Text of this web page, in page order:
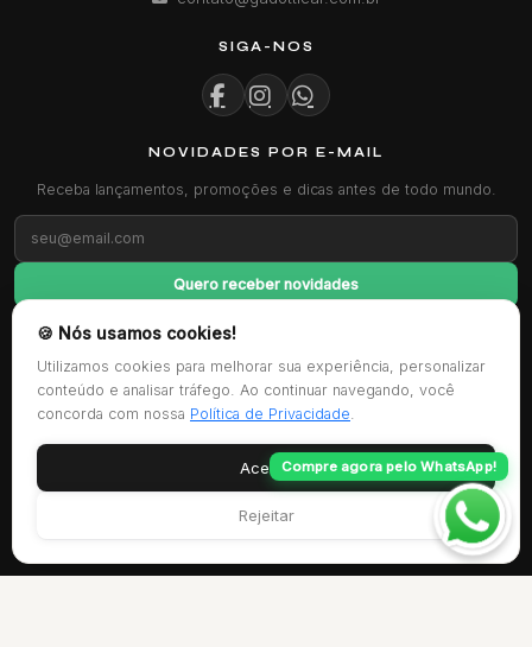
🍪 Nós usamos cookies!
Utilizamos cookies para melhorar sua experiência, personalizar
conteúdo e analisar tráfego. Ao continuar navegando, você
concorda com nossa Política de Privacidade.
Aceitar
Rejeitar
SIGA-NOS
NOVIDADES POR E-MAIL
Receba lançamentos, promoções e dicas antes de todo mundo.
Quero receber novidades
FORMAS DE PAGAMENTO
Compre agora pelo WhatsApp!